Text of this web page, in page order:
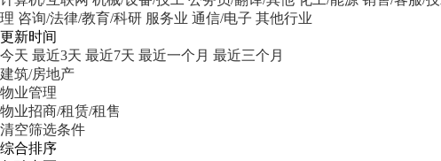
理 咨询/法律/教育/科研 服务业 通信/电子 其他行业
更新时间
今天 最近3天 最近7天 最近一个月 最近三个月
建筑/房地产
物业管理
物业招商/租赁/租售
清空筛选条件
综合排序